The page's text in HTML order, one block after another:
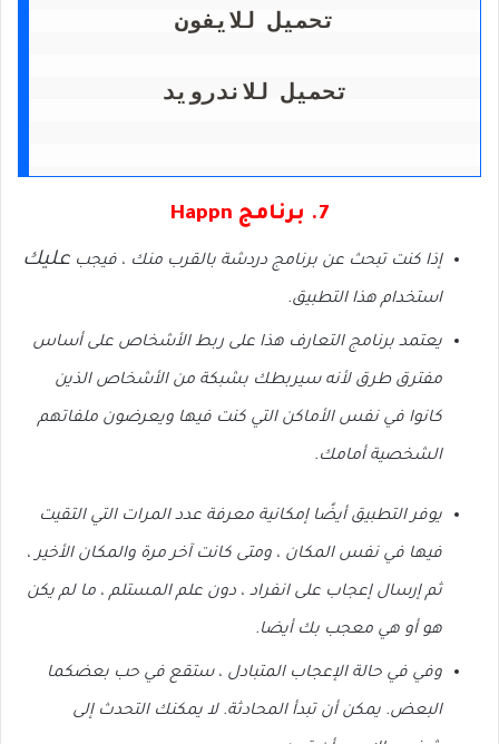
تحميل للايفون
تحميل للاندرويد
7. برنامج Happn
إذا كنت تبحث عن برنامج دردشة بالقرب منك ، فيجب عليك
استخدام هذا التطبيق.
يعتمد برنامج التعارف هذا على ربط الأشخاص على أساس
مفترق طرق لأنه سيربطك بشبكة من الأشخاص الذين
كانوا في نفس الأماكن التي كنت فيها ويعرضون ملفاتهم
الشخصية أمامك.
يوفر التطبيق أيضًا إمكانية معرفة عدد المرات التي التقيت
فيها في نفس المكان ، ومتى كانت آخر مرة والمكان الأخير ،
ثم إرسال إعجاب على انفراد ، دون علم المستلم ، ما لم يكن
هو أو هي معجب بك أيضا.
وفي في حالة الإعجاب المتبادل ، ستقع في حب بعضكما
البعض. يمكن أن تبدأ المحادثة. لا يمكنك التحدث إلى